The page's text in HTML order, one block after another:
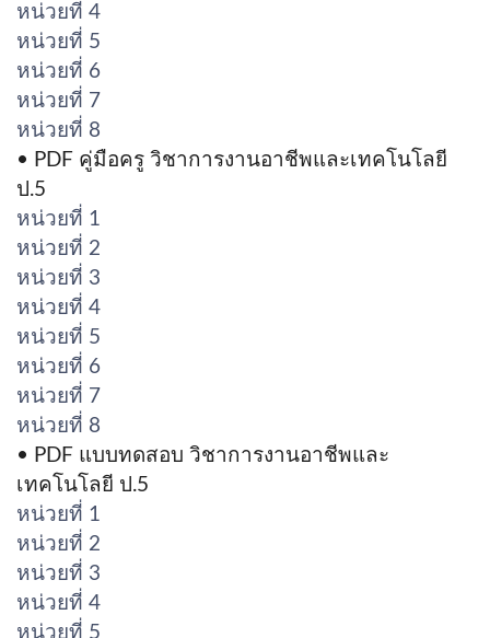
หน่วยที่ 4
หน่วยที่ 5
หน่วยที่ 6
หน่วยที่ 7
หน่วยที่ 8
• PDF คู่มือครู วิชาการงานอาชีพและเทคโนโลยี
ป.5
หน่วยที่ 1
หน่วยที่ 2
หน่วยที่ 3
หน่วยที่ 4
หน่วยที่ 5
หน่วยที่ 6
หน่วยที่ 7
หน่วยที่ 8
• PDF แบบทดสอบ วิชาการงานอาชีพและ
เทคโนโลยี ป.5
หน่วยที่ 1
หน่วยที่ 2
หน่วยที่ 3
หน่วยที่ 4
หน่วยที่ 5